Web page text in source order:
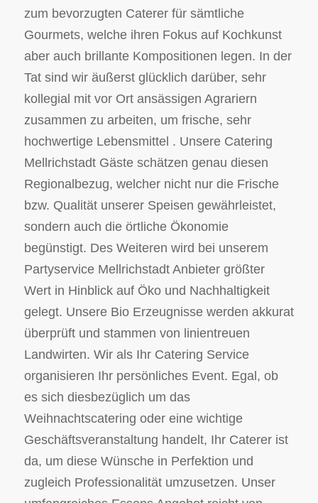
zum bevorzugten Caterer für sämtliche
Gourmets, welche ihren Fokus auf Kochkunst
aber auch brillante Kompositionen legen. In der
Tat sind wir äußerst glücklich darüber, sehr
kollegial mit vor Ort ansässigen Agrariern
zusammen zu arbeiten, um frische, sehr
hochwertige Lebensmittel . Unsere Catering
Mellrichstadt Gäste schätzen genau diesen
Regionalbezug, welcher nicht nur die Frische
bzw. Qualität unserer Speisen gewährleistet,
sondern auch die örtliche Ökonomie
begünstigt. Des Weiteren wird bei unserem
Partyservice Mellrichstadt Anbieter größter
Wert in Hinblick auf Öko und Nachhaltigkeit
gelegt. Unsere Bio Erzeugnisse werden akkurat
überprüft und stammen von linientreuen
Landwirten. Wir als Ihr Catering Service
organisieren Ihr persönliches Event. Egal, ob
es sich diesbezüglich um das
Weihnachtscatering oder eine wichtige
Geschäftsveranstaltung handelt, Ihr Caterer ist
da, um diese Wünsche in Perfektion und
zugleich Professionalität umzusetzen. Unser